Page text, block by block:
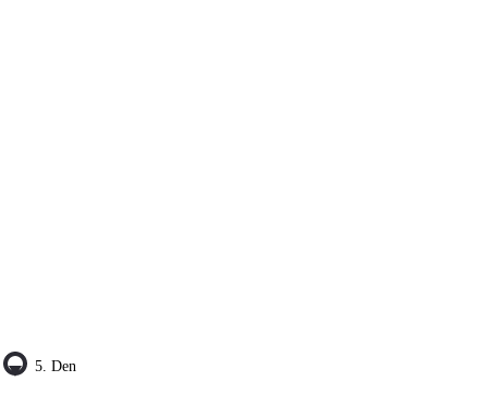
5. Den